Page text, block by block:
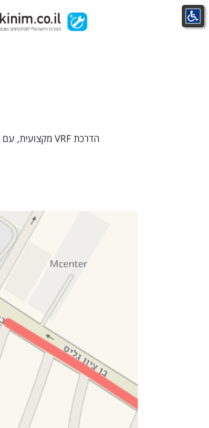
to
content
הדרכת VRF מקצועית, עם תוכן עשיר ומלמד כדי להעניק לך את הכלים והידע הנדרש על מנת להפוך אותך לאקספרט אמיתי.